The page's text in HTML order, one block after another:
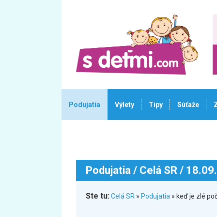
Podujatia Výlety Tipy Súťaže
Podujatia / Celá SR /
Ste tu:Celá SR » Podujatia » keď je zlé